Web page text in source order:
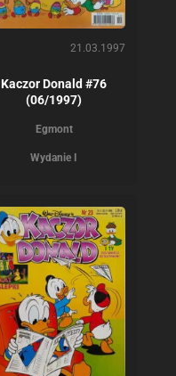
21.03.1997
Kaczor Donald #76
(06/1997)
Egmont
Wydanie I